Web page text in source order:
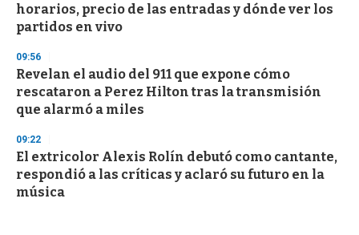
horarios, precio de las entradas y dónde ver los
partidos en vivo
09:56
Revelan el audio del 911 que expone cómo
rescataron a Perez Hilton tras la transmisión
que alarmó a miles
09:22
El extricolor Alexis Rolín debutó como cantante,
respondió a las críticas y aclaró su futuro en la
música